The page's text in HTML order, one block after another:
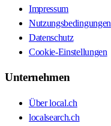
Impressum
Nutzungsbedingungen
Datenschutz
Cookie-Einstellungen
Unternehmen
Über local.ch
localsearch.ch